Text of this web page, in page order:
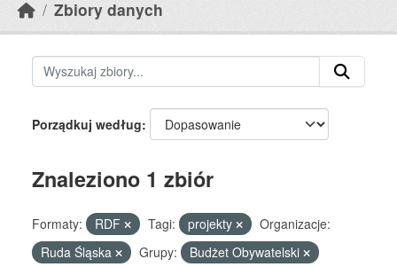
Zbiory danych
Porządkuj według
Znaleziono 1 zbiór
Formaty: RDF Tagi: projekty
Organizacje:
Ruda Śląska
Grupy:
Budżet Obywatelski